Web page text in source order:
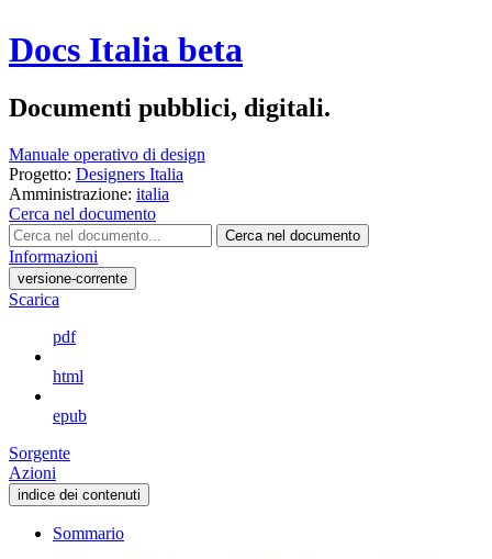
Docs Italia beta
Documenti pubblici, digitali.
Manuale operativo di design
Progetto: Designers Italia
Amministrazione: italia
Cerca nel documento
Cerca nel documento
Informazioni
versione-corrente
Scarica
pdf
html
epub
Sorgente
Azioni
indice dei contenuti
Sommario